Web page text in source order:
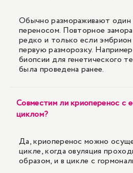
Обычно размораживают один
переносом. Повторное
редко и только если
первую разморозку.
биопсии для генетического
была проведена ранее.
Совместим ли криоперенос с
циклом?
Да, криоперенос можно
цикле, когда овуляция
образом, и в цикле с